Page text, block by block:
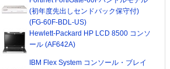
(初年度先出しセンドバック保守付)
(FG-60F-BDL-US)
Hewlett-Packard HP LCD 8500 コンソ
ール (AF642A)
IBM Flex System コンソール・ブレイ